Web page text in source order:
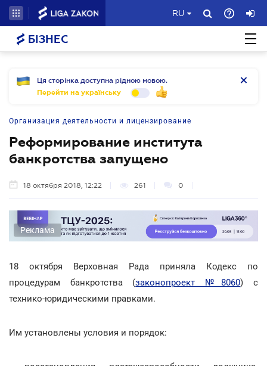
RU
БІЗНЕС
Ця сторінка доступна рідною мовою.
Перейти на українську
Организация деятельности и лицензирование
Реформирование института
банкротства запущено
18 октября 2018, 12:22 261 0
Реклама
18 октября Верховная Рада приняла Кодекс по
процедурам банкротства (законопроект №8060) с
технико-юридическими правками.
Им установлены условия и порядок: